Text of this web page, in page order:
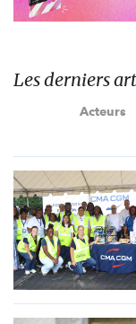
Les derniers
Acteurs